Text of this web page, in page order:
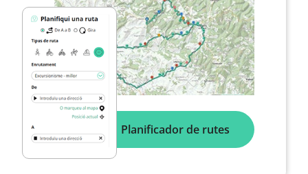
Planificador de rutes